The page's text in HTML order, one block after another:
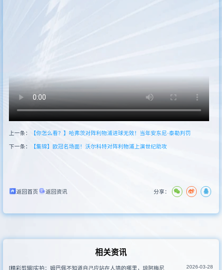
上一条： 【你怎么看？】哈弗茨对阵利物浦进球无效！当年安东尼·泰勒判罚
下一条： 【集锦】欧冠名场面！沃尔科特对阵利物浦上演世纪助攻
返回首页 返回资讯 分享：
相关资讯
[精彩剪辑]实拍：姆巴佩不知道自己应站在人墙的哪里，琼阿梅尼 2026-03-28